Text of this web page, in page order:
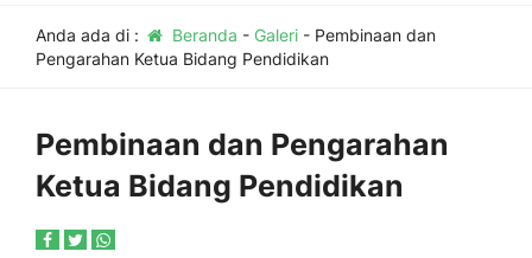
Anda ada di : Beranda - Galeri- Pembinaan dan
Pengarahan Ketua Bidang Pendidikan
Pembinaan dan Pengarahan
Ketua Bidang Pendidikan